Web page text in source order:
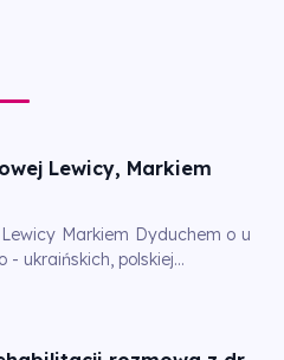
Lewicy, Markiem
Markiem Dyduchem o u
ukraińskich, polskiej...